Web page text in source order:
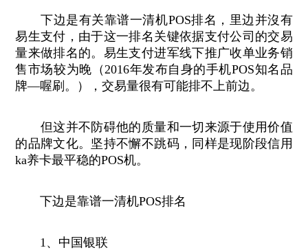
下边是有关靠谱一清机POS排名，里边并沒有
易生支付，由于这一排名关键依据支付公司的交易
量来做排名的。易生支付进军线下推广收单业务销
售市场较为晚（2016年发布自身的手机POS知名品
牌—喔刷。），交易量很有可能排不上前边。
但这并不防碍他的质量和一切来源于使用价值
的品牌文化。坚持不懈不跳码，同样是现阶段信用
ka养卡最平稳的POS机。
下边是靠谱一清机POS排名
1、中国银联